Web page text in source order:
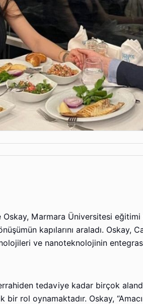
Oskay, Marmara Üniversitesi
kapılarını araladı.
ve nanoteknolojinin
tedaviye kadar birçok
rol oynamaktadır. Oskay,